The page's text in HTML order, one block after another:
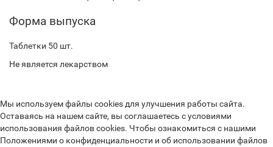
Форма выпуска
Таблетки 50 шт.
Не является лекарством
Мы используем файлы cookies для улучшения работы сайта.
Оставаясь на нашем сайте, вы соглашаетесь с условиями
использования файлов cookies. Чтобы ознакомиться с нашими
Положениями о конфиденциальности и об использовании файлов